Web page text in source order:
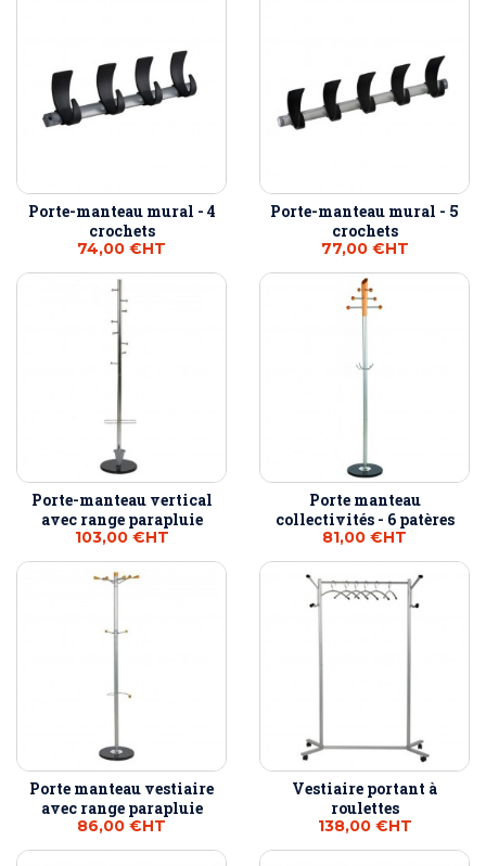
Porte-manteau mural - 4
crochets
74,00 €HT
Porte-manteau mural - 5
crochets
77,00 €HT
Porte-manteau vertical
avec range parapluie
103,00 €HT
Porte manteau
collectivités - 6 patères
81,00 €HT
Porte manteau vestiaire
avec range parapluie
86,00 €HT
Vestiaire portant à
roulettes
138,00 €HT